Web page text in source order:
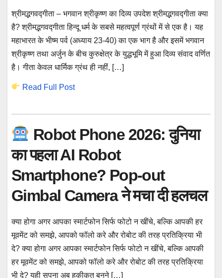
श्रीमद्भगवद्गीता – भगवान श्रीकृष्ण का दिव्य उपदेश श्रीमद्भगवद्गीता क्या
है? श्रीमद्भगवद्गीता हिन्दू धर्म के सबसे महत्वपूर्ण ग्रंथों में से एक है। यह
महाभारत के भीष्म पर्व (अध्याय 23-40) का एक भाग है और इसमें भगवान
श्रीकृष्ण तथा अर्जुन के बीच कुरुक्षेत्र के युद्धभूमि में हुआ दिव्य संवाद वर्णित
है। गीता केवल धार्मिक ग्रंथ ही नहीं, […]
Read Full Post
Robot Phone 2026: दुनिया
का पहला AI Robot
Smartphone? Pop-out
Gimbal Camera ने मचा दी हलचल
क्या होगा अगर आपका स्मार्टफोन सिर्फ फोटो न खींचे, बल्कि आपकी हर
मूवमेंट को समझे, आपको फॉलो करे और रोबोट की तरह प्रतिक्रिया भी
दे? क्या होगा अगर आपका स्मार्टफोन सिर्फ फोटो न खींचे, बल्कि आपकी
हर मूवमेंट को समझे, आपको फॉलो करे और रोबोट की तरह प्रतिक्रिया
भी दे? यही सपना अब हकीकत बनने […]